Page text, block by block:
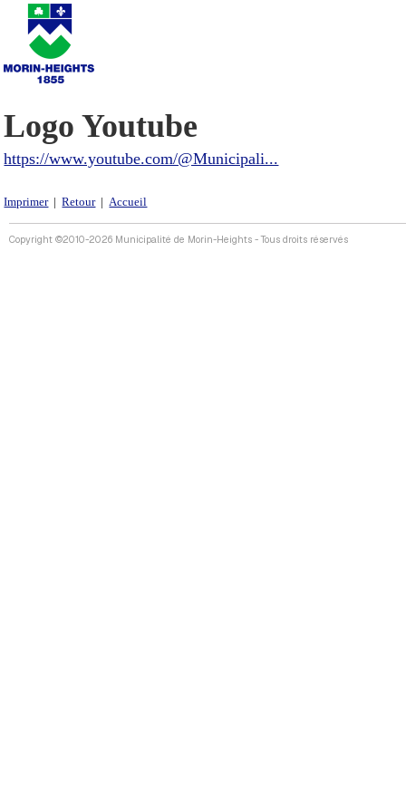
Logo Youtube
https://www.youtube.com/@Municipali...
Imprimer|Retour|Accueil
Copyright ©2010-2026 Municipalité de Morin-Heights - Tous droits réservés